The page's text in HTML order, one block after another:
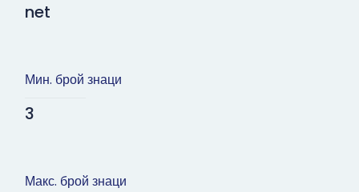
net
Мин. брой знаци
3
Макс. брой знаци